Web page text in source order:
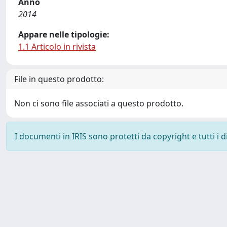
2014
Appare nelle tipologie:
1.1 Articolo in rivista
File in questo prodotto:
Non ci sono file associati a questo prodotto.
I documenti in IRIS sono protetti da copyright e tutti i